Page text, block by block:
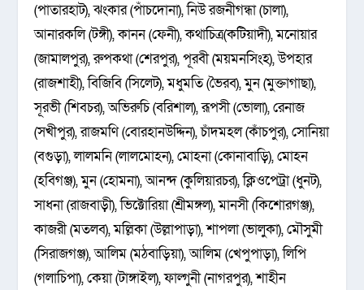
(পাতারহাট), ঝংকার (পাঁচদোনা), নিউ রজনীগন্ধা (চালা),
আনারকলি (টঙ্গী), কানন (ফেনী), কথাচিত্র(কটিয়াদী), মনোয়ার
(জামালপুর), রুপকথা (শেরপুর), পূরবী (ময়মনসিংহ), উপহার
(রাজশাহী), বিজিবি (সিলেট), মধুমতি (ভৈরব), মুন (মুক্তাগাছা),
সূরভী (শিবচর), অভিরুচি (বরিশাল), রূপসী (ভোলা), রেনাজ
(সখীপুর), রাজমণি (বোরহানউদ্দিন), চাঁদমহল (কাঁচপুর), সোনিয়া
(বগুড়া), লালমনি (লালমোহন), মোহনা (কোনাবাড়ি), মোহন
(হবিগঞ্জ), মুন (হোমনা), আনন্দ (কুলিয়ারচর), ক্লিওপেট্রা (ধুনট),
সাধনা (রাজবাড়ী), ভিক্টোরিয়া (শ্রীমঙ্গল), মানসী (কিশোরগঞ্জ),
কাজরী (মতলব), মল্লিকা (উল্লাপাড়া), শাপলা (ভালুকা), মৌসুমী
(সিরাজগঞ্জ), আলিম (মঠবাড়িয়া), আলিম (খেপুপাড়া), লিপি
(গলাচিপা), কেয়া (টাঙ্গাইল), ফাল্গুনী (নাগরপুর), শাহীন